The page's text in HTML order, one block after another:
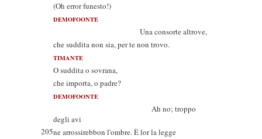
(Oh error funesto!)
DEMOFOONTE
Una consorte altrove,
che suddita non sia, per te non trovo.
TIMANTE
O suddita o sovrana,
che importa, o padre?
DEMOFOONTE
Ah no; troppo
degli avi
205ne arrossirebbon l'ombre. È lor la legge